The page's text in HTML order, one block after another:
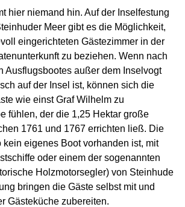
hier niemand hin. Auf der Inselfestung
Meer gibt es die Möglichkeit,
eingerichteten Gästezimmer in der
zu beziehen. Wenn nach
Ausflugsbootes außer dem Inselvogt
auf der Insel ist, können sich die
wie einst Graf Wilhelm zu
fühlen, der die 1,25 Hektar große
1761 und 1767 errichten ließ. Die
kein eigenes Boot vorhanden ist, mit
oder einem der sogenannten
Holzmotorsegler) von Steinhude
bringen die Gäste selbst mit und
Gästeküche zubereiten.